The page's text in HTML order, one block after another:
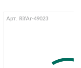
Арт. RifAr-49023